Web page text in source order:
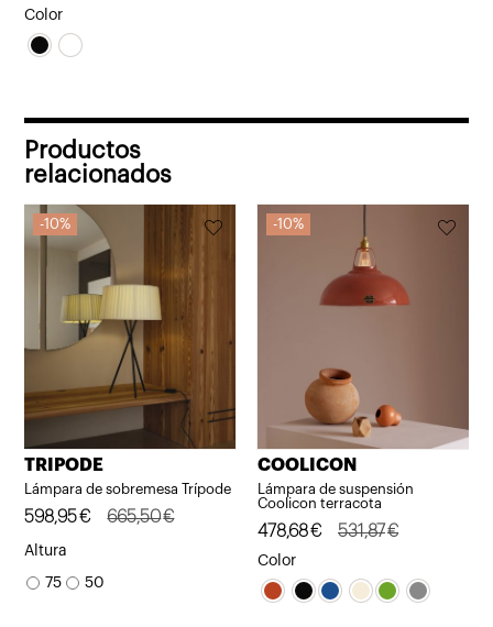
precio
original
precio
actual
Color
Productos
relacionados
10%
TRIPODE
Lámpara de sobremesa Trípode
665,50€
El
precio
original
598,95€
El
precio
actual
Altura
75 50
10%
COOLICON
Lámpara de suspensión
Coolicon terracota
531,87€
El
precio
original
478,68€
El
precio
actual
Color